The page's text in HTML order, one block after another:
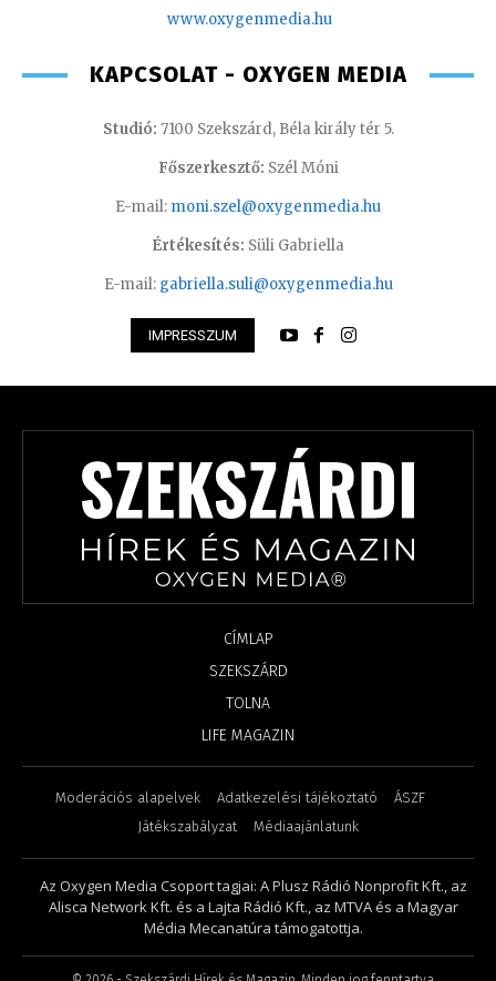
www.oxygenmedia.hu
KAPCSOLAT - OXYGEN MEDIA
Studió: 7100 Szekszárd, Béla király tér 5.
Főszerkesztő: Szél Móni
E-mail: moni.szel@oxygenmedia.hu
Értékesítés: Süli Gabriella
E-mail: gabriella.suli@oxygenmedia.hu
IMPRESSZUM
CÍMLAP
SZEKSZÁRD
TOLNA
LIFE MAGAZIN
Moderációs alapelvek Adatkezelési tájékoztató
ÁSZF
Játékszabályzat
Médiaajánlatunk
Az Oxygen Media Csoport tagjai: A Plusz Rádió Nonprofit Kft., az
Alisca Network Kft. és a Lajta Rádió Kft., az MTVA és a Magyar
Média Mecanatúra támogatottja.